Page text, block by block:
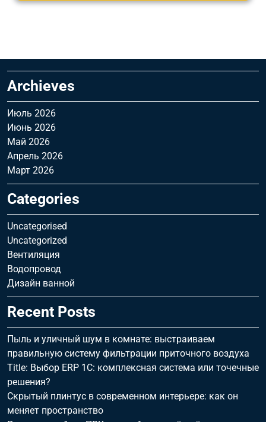
Archieves
Июль 2026
Июнь 2026
Май 2026
Апрель 2026
Март 2026
Categories
Uncategorised
Uncategorized
Вентиляция
Водопровод
Дизайн ванной
Recent Posts
Пыль и уличный шум в комнате: выстраиваем
правильную систему фильтрации приточного воздуха
Title: Выбор ERP 1С: комплексная система или точечные
решения?
Скрытый плинтус в современном интерьере: как он
меняет пространство